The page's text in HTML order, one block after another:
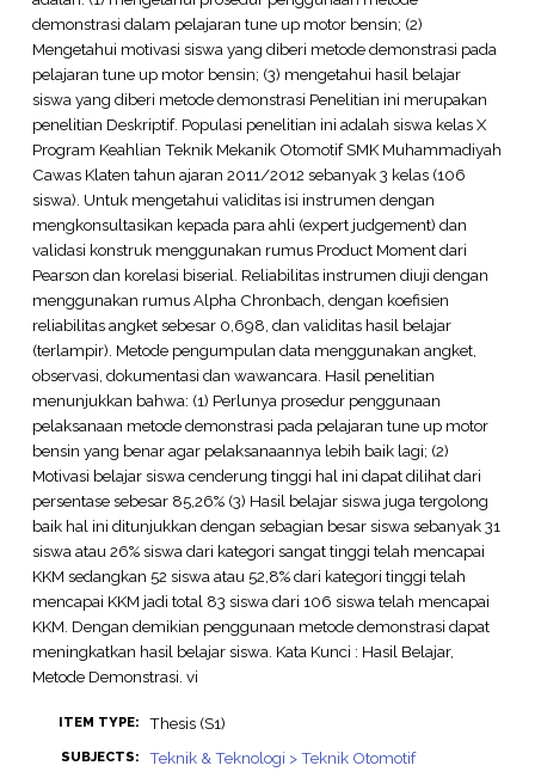
demonstrasi dalam pelajaran tune up motor bensin; (2)
Mengetahui motivasi siswa yang diberi metode demonstrasi pada
pelajaran tune up motor bensin; (3) mengetahui hasil belajar
siswa yang diberi metode demonstrasi Penelitian ini merupakan
penelitian Deskriptif. Populasi penelitian ini adalah siswa kelas X
Program Keahlian Teknik Mekanik Otomotif SMK Muhammadiyah
Cawas Klaten tahun ajaran 2011/2012 sebanyak 3 kelas (106
siswa). Untuk mengetahui validitas isi instrumen dengan
mengkonsultasikan kepada para ahli (expert judgement) dan
validasi konstruk menggunakan rumus Product Moment dari
Pearson dan korelasi biserial. Reliabilitas instrumen diuji dengan
menggunakan rumus Alpha Chronbach, dengan koefisien
reliabilitas angket sebesar 0,698, dan validitas hasil belajar
(terlampir). Metode pengumpulan data menggunakan angket,
observasi, dokumentasi dan wawancara. Hasil penelitian
menunjukkan bahwa: (1) Perlunya prosedur penggunaan
pelaksanaan metode demonstrasi pada pelajaran tune up motor
bensin yang benar agar pelaksanaannya lebih baik lagi; (2)
Motivasi belajar siswa cenderung tinggi hal ini dapat dilihat dari
persentase sebesar 85,26% (3) Hasil belajar siswa juga tergolong
baik hal ini ditunjukkan dengan sebagian besar siswa sebanyak 31
siswa atau 26% siswa dari kategori sangat tinggi telah mencapai
KKM sedangkan 52 siswa atau 52,8% dari kategori tinggi telah
mencapai KKM jadi total 83 siswa dari 106 siswa telah mencapai
KKM. Dengan demikian penggunaan metode demonstrasi dapat
meningkatkan hasil belajar siswa. Kata Kunci : Hasil Belajar,
Metode Demonstrasi. vi
ITEM TYPE: Thesis (S1)
SUBJECTS:
Teknik & Teknologi > Teknik Otomotif